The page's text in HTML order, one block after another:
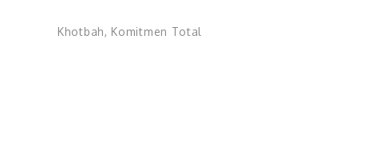
Khotbah, Komitmen Total